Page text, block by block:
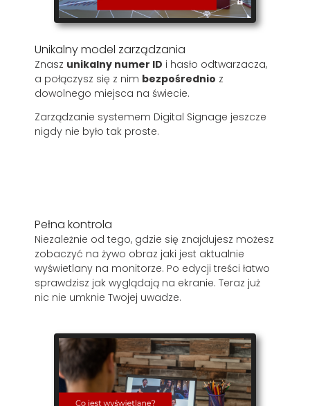
Unikalny model zarządzania
Znasz unikalny numer ID i hasło odtwarzacza,
a połączysz się z nim bezpośrednio z
dowolnego miejsca na świecie.
Zarządzanie systemem Digital Signage jeszcze
nigdy nie było tak proste.
Pełna kontrola
Niezależnie od tego, gdzie się znajdujesz możesz
zobaczyć na żywo obraz jaki jest aktualnie
wyświetlany na monitorze. Po edycji treści łatwo
sprawdzisz jak wyglądają na ekranie. Teraz już
nic nie umknie Twojej uwadze.